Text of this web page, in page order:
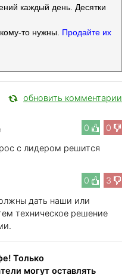
каждый день. Десятки
то нужны. Продайте их
обновить комментарии
0 0
с лидером решится
0
3
дать наши или
техническое решение
Только
могут оставлять